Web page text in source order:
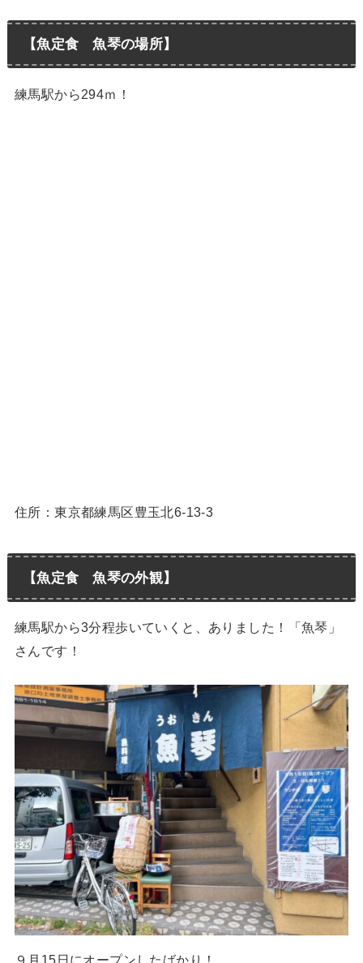
【魚定食 魚琴の場所】
練馬駅から294ｍ！
住所：東京都練馬区豊玉北6-13-3
【魚定食 魚琴の外観】
練馬駅から3分程歩いていくと、ありました！「魚琴」
さんです！
９月15日にオープンしたばかり！